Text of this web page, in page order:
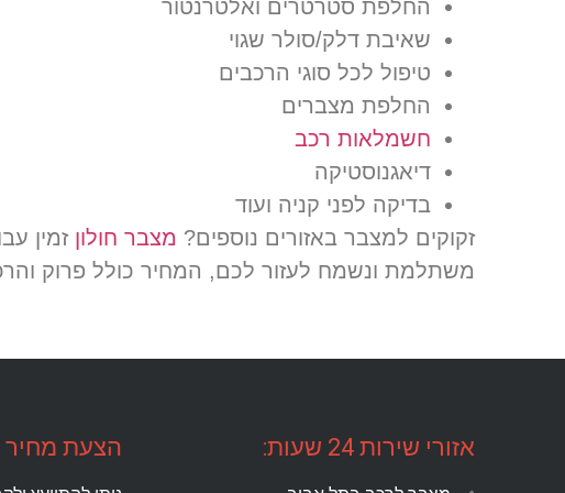
החלפת סטרטרים ואלטרנטור
שאיבת דלק/סולר שגוי
טיפול לכל סוגי הרכבים
החלפת מצברים
חשמלאות רכב
דיאגנוסטיקה
בדיקה לפני קניה ועוד
זקוקים למצבר באזורים נוספים? מצבר חולון זמין
משתלמת ונשמח לעזור לכם, המחיר כולל פרוק
אזורי שירות 24 שעות: הצעת מחיר